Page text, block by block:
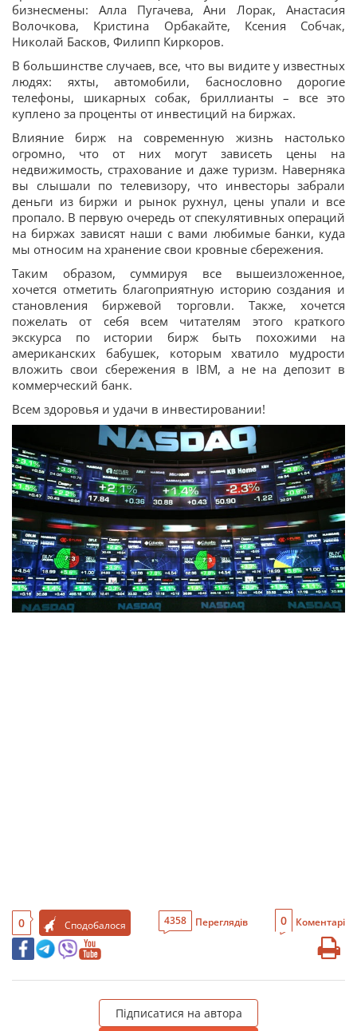
бизнесмены: Алла Пугачева, Ани Лорак, Анастасия
Волочкова, Кристина Орбакайте, Ксения Собчак,
Николай Басков, Филипп Киркоров.
В большинстве случаев, все, что вы видите у известных
людях: яхты, автомобили, баснословно дорогие
телефоны, шикарных собак, бриллианты – все это
куплено за проценты от инвестиций на биржах.
Влияние бирж на современную жизнь настолько
огромно, что от них могут зависеть цены на
недвижимость, страхование и даже туризм. Наверняка
вы слышали по телевизору, что инвесторы забрали
деньги из биржи и рынок рухнул, цены упали и все
пропало. В первую очередь от спекулятивных операций
на биржах зависят наши с вами любимые банки, куда
мы относим на хранение свои кровные сбережения.
Таким образом, суммируя все вышеизложенное,
хочется отметить благоприятную историю создания и
становления биржевой торговли. Также, хочется
пожелать от себя всем читателям этого краткого
экскурса по истории бирж быть похожими на
американских бабушек, которым хватило мудрости
вложить свои сбережения в IBM, а не на депозит в
коммерческий банк.
Всем здоровья и удачи в инвестировании!
0 Сподобалося 4358 Переглядів 0 Коментарі
Підписатися на автора